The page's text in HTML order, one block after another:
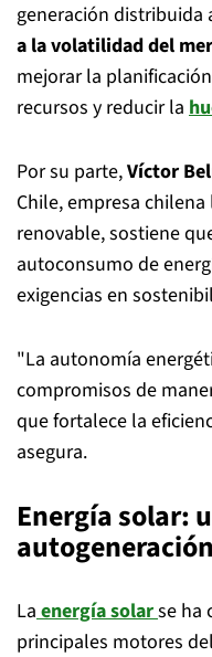
generación distribuida
a la volatilidad del
mejorar la
recursos y reducir la
Por su parte,Víctor
Chile, empresa
renovable, sostiene
autoconsumo de
exigencias en
"La autonomía
compromisos de
que fortalece la
asegura.
Energía solar:
autogeneración
Laenergía solarse ha
principales motores